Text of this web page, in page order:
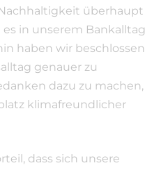
überhaupt
in unserem Bankalltag
haben wir beschlossen
genauer zu
dazu zu machen,
klimafreundlicher
dass sich unsere